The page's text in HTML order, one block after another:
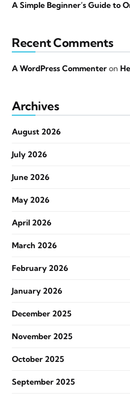
A Simple Beginner’s Guide to
Recent Comments
A WordPress Commenter on
Archives
August 2026
July 2026
June 2026
May 2026
April 2026
March 2026
February 2026
January 2026
December 2025
November 2025
October 2025
September 2025